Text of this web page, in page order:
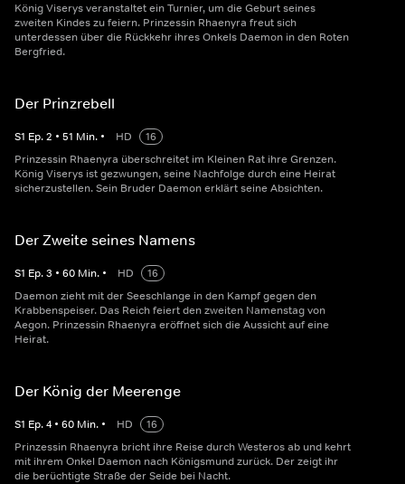
König Viserys veranstaltet ein Turnier, um die Geburt seines
zweiten Kindes zu feiern. Prinzessin Rhaenyra freut sich
unterdessen über die Rückkehr ihres Onkels Daemon in den Roten
Bergfried.
Der Prinzrebell
S1 Ep.2 • 51 Min. • HD
16
Prinzessin Rhaenyra überschreitet im Kleinen Rat ihre Grenzen.
König Viserys ist gezwungen, seine Nachfolge durch eine Heirat
sicherzustellen. Sein Bruder Daemon erklärt seine Absichten.
Der Zweite seines Namens
S1 Ep.3 • 60 Min. • HD
16
Daemon zieht mit der Seeschlange in den Kampf gegen den
Krabbenspeiser. Das Reich feiert den zweiten Namenstag von
Aegon. Prinzessin Rhaenyra eröffnet sich die Aussicht auf eine
Heirat.
Der König der Meerenge
S1 Ep.4 • 60 Min. • HD
16
Prinzessin Rhaenyra bricht ihre Reise durch Westeros ab und kehrt
mit ihrem Onkel Daemon nach Königsmund zurück. Der zeigt ihr
die berüchtigte Straße der Seide bei Nacht.